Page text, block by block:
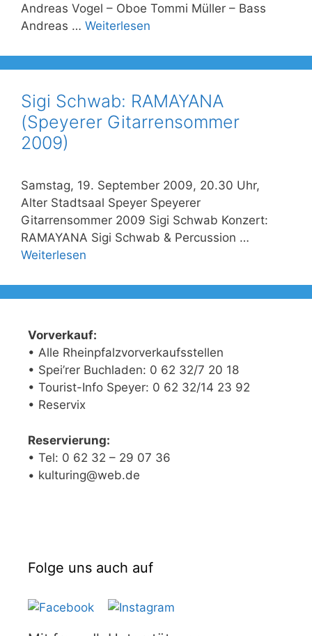
Andreas Vogel – Oboe Tommi Müller – Bass
Andreas … Weiterlesen
Sigi Schwab: RAMAYANA
(Speyerer Gitarrensommer
2009)
Samstag, 19. September 2009, 20.30 Uhr,
Alter Stadtsaal Speyer Speyerer
Gitarrensommer 2009 Sigi Schwab Konzert:
RAMAYANA Sigi Schwab & Percussion …
Weiterlesen
Vorverkauf:
• Alle Rheinpfalzvorverkaufsstellen
• Spei’rer Buchladen: 0 62 32/7 20 18
• Tourist-Info Speyer: 0 62 32/14 23 92
• Reservix
Reservierung:
• Tel: 0 62 32 – 29 07 36
• kulturing@web.de
Folge uns auch auf